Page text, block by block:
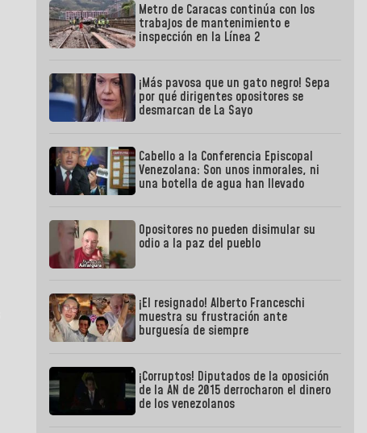
Metro de Caracas continúa con los
trabajos de mantenimiento e
inspección en la Línea 2
¡Más pavosa que un gato negro! Sepa
por qué dirigentes opositores se
desmarcan de La Sayo
Cabello a la Conferencia Episcopal
Venezolana: Son unos inmorales, ni
una botella de agua han llevado
Opositores no pueden disimular su
odio a la paz del pueblo
¡El resignado! Alberto Franceschi
muestra su frustración ante
burguesía de siempre
¡Corruptos! Diputados de la oposición
de la AN de 2015 derrocharon el dinero
de los venezolanos